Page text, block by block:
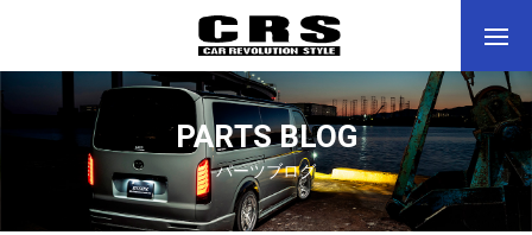
PARTS BLOG
パーツブログ